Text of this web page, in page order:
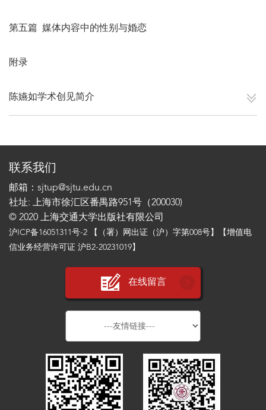
第五篇 媒体内容中的性别与婚恋
附录
陈嬿如学术创见简介
联系我们
邮箱：sjtup@sjtu.edu.cn
社址: 上海市徐汇区番禺路951号（200030)
© 2020 上海交通大学出版社有限公司
沪ICP备16051311号-2 【（署）网出证（沪）字第008号】【增值电
信业务经营许可证 沪B2-20231019】
在线留言